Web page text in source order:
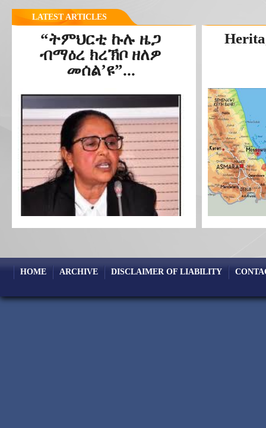
LATEST ARTICLES
“ትምህርቲ ኩሉ ዜጋ
ብማዕረ ክረኽቦ ዘለዎ
መሰል’ዩ”...
HOME ARCHIVE DISCLAIMER OF LIABILITY